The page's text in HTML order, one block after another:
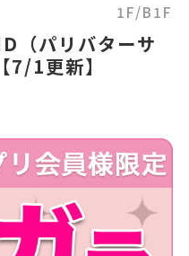
1F/B1F
（パリバターサ
1更新】